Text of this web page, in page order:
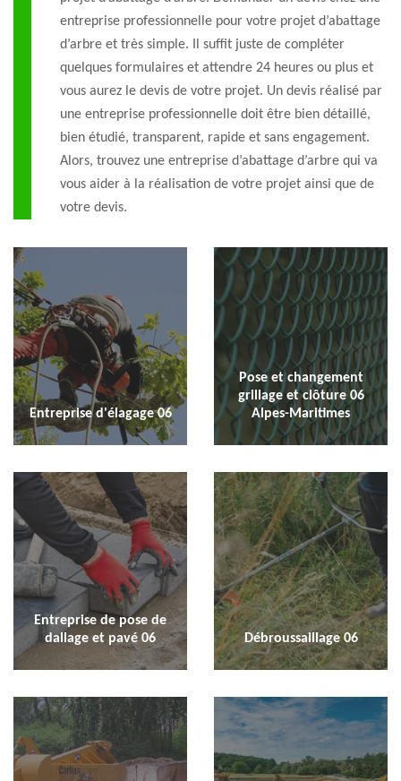
entreprise professionnelle pour votre projet d’abattage
d’arbre et très simple. Il suffit juste de compléter
quelques formulaires et attendre 24 heures ou plus et
vous aurez le devis de votre projet. Un devis réalisé par
une entreprise professionnelle doit être bien détaillé,
bien étudié, transparent, rapide et sans engagement.
Alors, trouvez une entreprise d’abattage d’arbre qui va
vous aider à la réalisation de votre projet ainsi que de
votre devis.
Entreprise d'élagage 06
Pose et changement
grillage et clôture 06
Alpes-Maritimes
Entreprise de pose de
dallage et pavé 06
Débroussaillage 06